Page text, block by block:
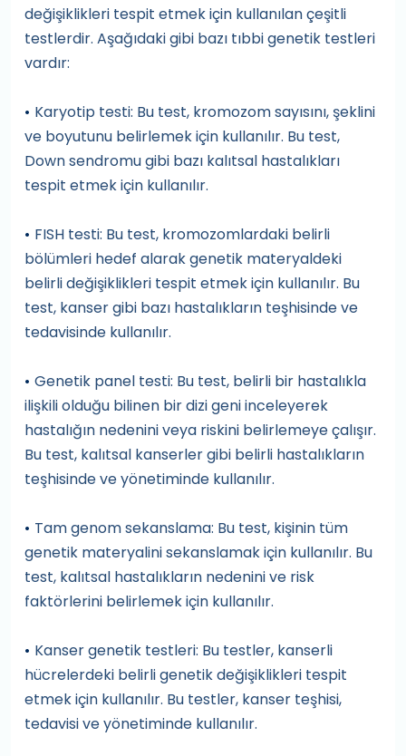
değişiklikleri tespit etmek için kullanılan çeşitli
testlerdir. Aşağıdaki gibi bazı tıbbi genetik testleri
vardır:
• Karyotip testi: Bu test, kromozom sayısını, şeklini
ve boyutunu belirlemek için kullanılır. Bu test,
Down sendromu gibi bazı kalıtsal hastalıkları
tespit etmek için kullanılır.
• FISH testi: Bu test, kromozomlardaki belirli
bölümleri hedef alarak genetik materyaldeki
belirli değişiklikleri tespit etmek için kullanılır. Bu
test, kanser gibi bazı hastalıkların teşhisinde ve
tedavisinde kullanılır.
• Genetik panel testi: Bu test, belirli bir hastalıkla
ilişkili olduğu bilinen bir dizi geni inceleyerek
hastalığın nedenini veya riskini belirlemeye çalışır.
Bu test, kalıtsal kanserler gibi belirli hastalıkların
teşhisinde ve yönetiminde kullanılır.
• Tam genom sekanslama: Bu test, kişinin tüm
genetik materyalini sekanslamak için kullanılır. Bu
test, kalıtsal hastalıkların nedenini ve risk
faktörlerini belirlemek için kullanılır.
• Kanser genetik testleri: Bu testler, kanserli
hücrelerdeki belirli genetik değişiklikleri tespit
etmek için kullanılır. Bu testler, kanser teşhisi,
tedavisi ve yönetiminde kullanılır.